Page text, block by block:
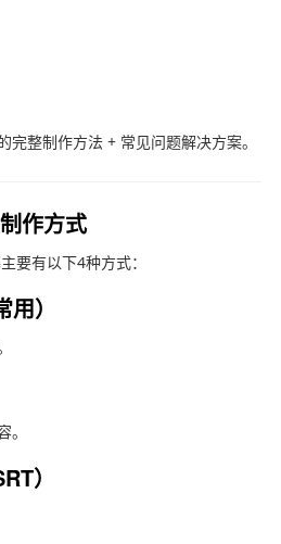
整制作方法 + 常见问题解决方案。
作方式
要有以下4种方式：
）
）